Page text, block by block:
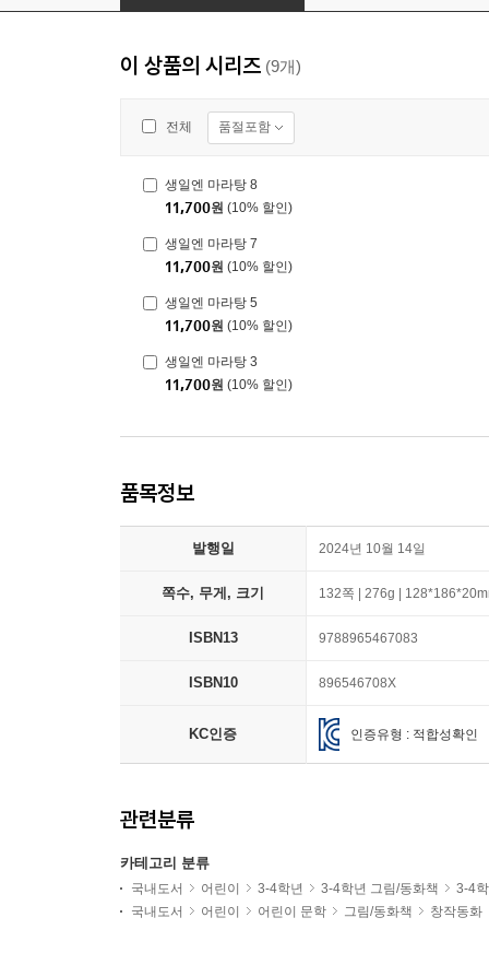
이 상품의 시리즈 (9개)
전체 품절포함
생일엔 마라탕 8
11,700원 (10% 할인)
생일엔 마라탕 7
11,700원 (10% 할인)
생일엔 마라탕 5
11,700원 (10% 할인)
생일엔 마라탕 3
11,700원 (10% 할인)
품목정보
발행일 2024년 10월 14일
쪽수, 무게, 크기 132쪽 | 276g |
ISBN13 9788965467083
ISBN10 896546708X
KC인증 인증유형 : 적합성확인
관련분류
카테고리 분류
국내도서 어린이 3-4학년 3-4학년 그림/동화책
3-4
국내도서
어린이 어린이 문학 그림/동화책 창작동화